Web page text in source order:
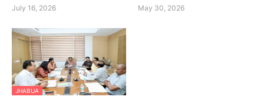
July 16, 2026 May 30, 2026
JHABUA